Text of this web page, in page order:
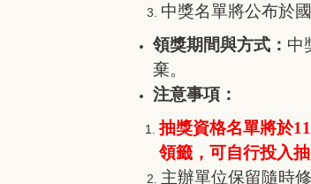
中獎名單將公布於
領獎期間與方式： 中
棄。
注意事項：
抽獎資格名單將於
領籤，可自行投入
主辦單位保留隨時